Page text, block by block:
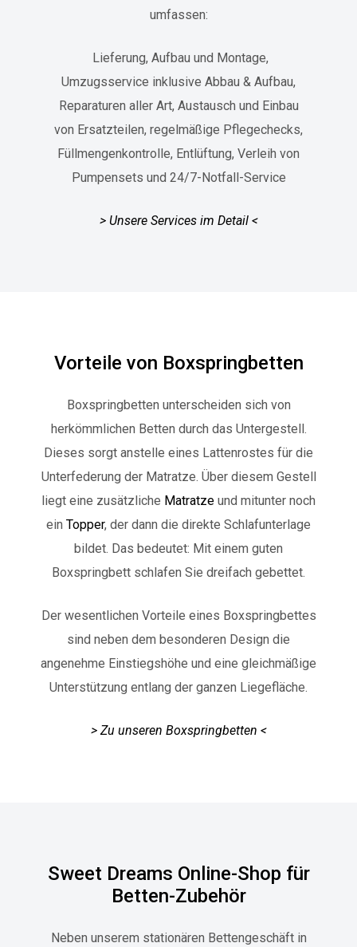
umfassen:
Lieferung, Aufbau und Montage,
Umzugsservice inklusive Abbau & Aufbau,
Reparaturen aller Art, Austausch und Einbau
von Ersatzteilen, regelmäßige Pflegechecks,
Füllmengenkontrolle, Entlüftung, Verleih von
Pumpensets und 24/7-Notfall-Service
> Unsere Services im Detail <
Vorteile von Boxspringbetten
Boxspringbetten unterscheiden sich von
herkömmlichen Betten durch das Untergestell.
Dieses sorgt anstelle eines Lattenrostes für die
Unterfederung der Matratze. Über diesem Gestell
liegt eine zusätzliche Matratze und mitunter noch
ein Topper, der dann die direkte Schlafunterlage
bildet. Das bedeutet: Mit einem guten
Boxspringbett schlafen Sie dreifach gebettet.
Der wesentlichen Vorteile eines Boxspringbettes
sind neben dem besonderen Design die
angenehme Einstiegshöhe und eine gleichmäßige
Unterstützung entlang der ganzen Liegefläche.
> Zu unseren Boxspringbetten <
Sweet Dreams Online-Shop für
Betten-Zubehör
Neben unserem stationären Bettengeschäft in